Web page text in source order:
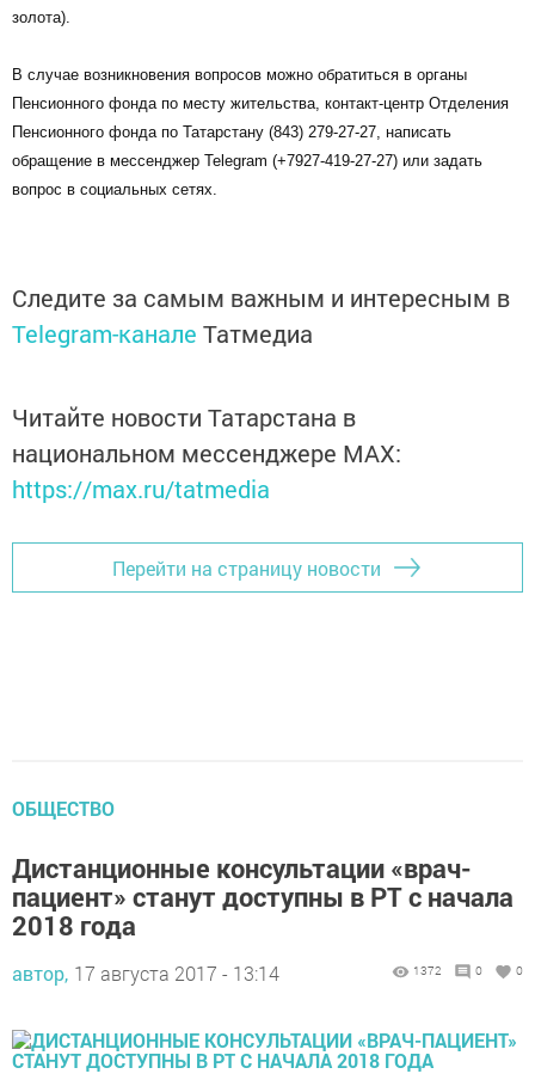
золота).
В случае возникновения вопросов можно обратиться в органы
Пенсионного фонда по месту жительства, контакт-центр Отделения
Пенсионного фонда по Татарстану (843) 279-27-27, написать
обращение в мессенджер Telegram (+7927-419-27-27) или задать
вопрос в социальных сетях.
Следите за самым важным и интересным в
Telegram-канале Татмедиа
Читайте новости Татарстана в
национальном мессенджере MАХ:
https://max.ru/tatmedia
Перейти на страницу новости
ОБЩЕСТВО
Дистанционные консультации «врач-
пациент» станут доступны в РТ с начала
2018 года
автор, 17 августа 2017 - 13:14 1372 0 0